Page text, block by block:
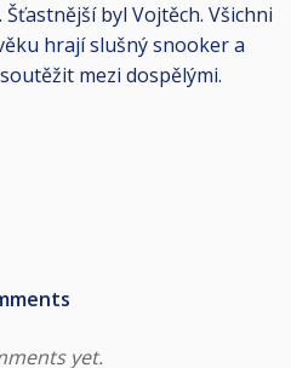
byl Vojtěch. Všichni
hrají slušný snooker a
mezi dospělými.